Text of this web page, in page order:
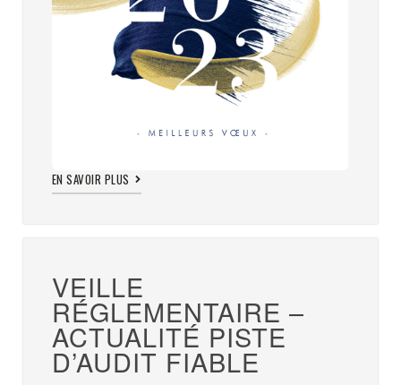
EN SAVOIR PLUS
VEILLE
RÉGLEMENTAIRE –
ACTUALITÉ PISTE
D’AUDIT FIABLE